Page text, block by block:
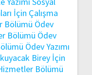
İçin Çalışma
Bölümü Ödev
Bölümü Ödev
Ödev Yazımı
Birey İçin
Bölümü